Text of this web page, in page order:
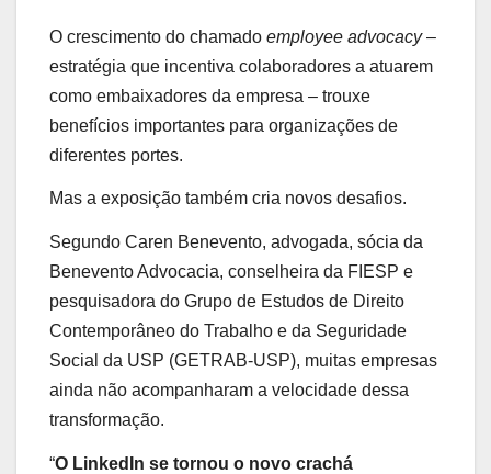
O crescimento do chamado employee advocacy–
estratégia que incentiva colaboradores a atuarem
como embaixadores da empresa – trouxe
benefícios importantes para organizações de
diferentes portes.
Mas a exposição também cria novos desafios.
Segundo Caren Benevento, advogada, sócia da
Benevento Advocacia, conselheira da FIESP e
pesquisadora do Grupo de Estudos de Direito
Contemporâneo do Trabalho e da Seguridade
Social da USP (GETRAB-USP), muitas empresas
ainda não acompanharam a velocidade dessa
transformação.
“O LinkedIn se tornou o novo crachá